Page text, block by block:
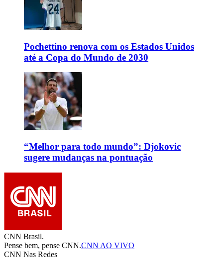
Pochettino renova com os Estados Unidos
até a Copa do Mundo de 2030
“Melhor para todo mundo”: Djokovic
sugere mudanças na pontuação
CNN Brasil.
Pense bem, pense CNN.CNN AO VIVO
CNN Nas Redes